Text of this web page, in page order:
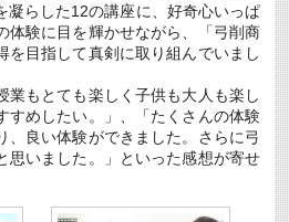
凝らした12の講座に、好奇心いっぱ
体験に目を輝かせながら、「弓削商
を目指して真剣に取り組んでいまし
もとても楽しく子供も大人も楽し
すめしたい。」、「たくさんの体験
、良い体験ができました。さらに弓
思いました。」といった感想が寄せ